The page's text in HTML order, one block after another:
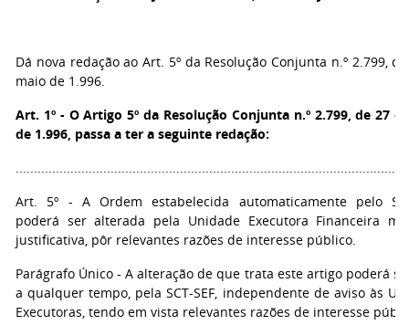
Dá nova redação ao Art. 5º da Resolução Conjunta n.º 2.799,
maio de 1.996.
Art. 1º -O Artigo 5º da Resolução Conjunta n.º 2.799, de 27
de 1.996, passa a ter a seguinte redação:
Art. 5º - A Ordem estabelecida automaticamente pelo
poderá ser alterada pela Unidade Executora Financeira
justificativa, pôr relevantes razões de interesse público.
Parágrafo Único - A alteração de que trata este artigo poderá
a qualquer tempo, pela SCT-SEF, independente de aviso às
Executoras, tendo em vista relevantes razões de interesse